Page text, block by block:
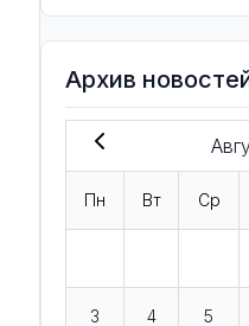
Архив
Пн Вт Ср
3 4 5